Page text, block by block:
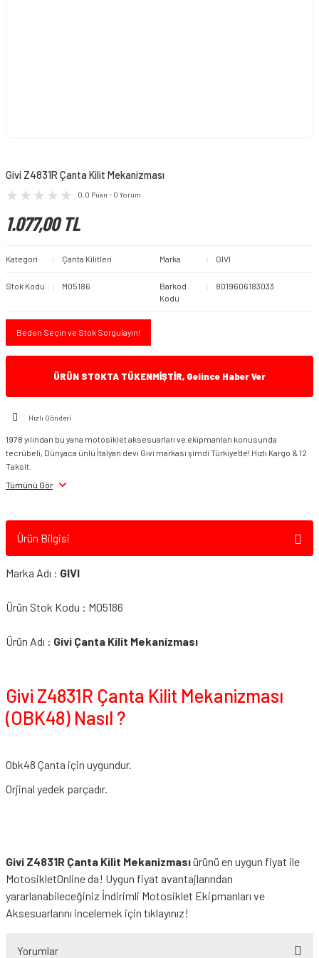
Givi Z4831R Çanta Kilit Mekanizması
0.0 Puan - 0 Yorum
1.077,00 TL
Kategori Çanta Kilitleri Marka GIVI
Stok Kodu M05186
Barkod
Kodu
8019606183033
Beden Seçin ve Stok Sorgulayın!
ÜRÜN STOKTA TÜKENMİŞTİR, Gelince Haber Ver
Hızlı Gönderi
1978 yılından bu yana motosiklet aksesuarları ve ekipmanları konusunda
tecrübeli, Dünyaca ünlü İtalyan devi Givi markası şimdi Türkiye'de! Hızlı Kargo & 12
Taksit.
Tümünü Gör
Ürün Bilgisi
Marka Adı : GIVI
Ürün Stok Kodu : M05186
Ürün Adı : Givi Çanta Kilit Mekanizması
Givi Z4831R Çanta Kilit Mekanizması
(OBK48) Nasıl ?
Obk48 Çanta için uygundur.
Orjinal yedek parçadır.
Givi Z4831R Çanta Kilit Mekanizmasıürünü en uygun fiyat ile
MotosikletOnline da! Uygun fiyat avantajlarından
yararlanabileceğiniz İndirimli Motosiklet Ekipmanları ve
Aksesuarlarını incelemek için tıklayınız!
Yorumlar